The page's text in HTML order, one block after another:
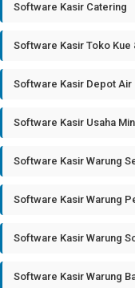
Software Kasir Catering
Software Kasir Toko Kue
Software Kasir Depot Air
Software Kasir Usaha
Software Kasir Warung
Software Kasir Warung
Software Kasir Warung
Software Kasir Warung